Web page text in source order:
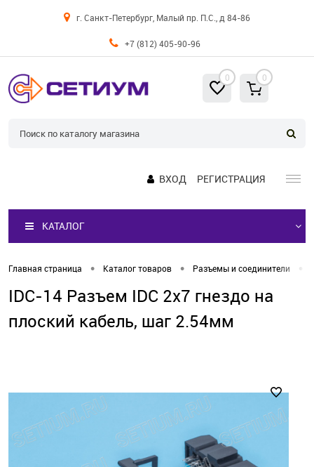
г. Санкт-Петербург, Малый пр. П.С., д 84-86
+7 (812) 405-90-96
0 0
ВХОД РЕГИСТРАЦИЯ
КАТАЛОГ
Главная страница • Каталог товаров • Разъемы и соединители
IDC-14 Разъем IDC 2х7 гнездо на
плоский кабель, шаг 2.54мм